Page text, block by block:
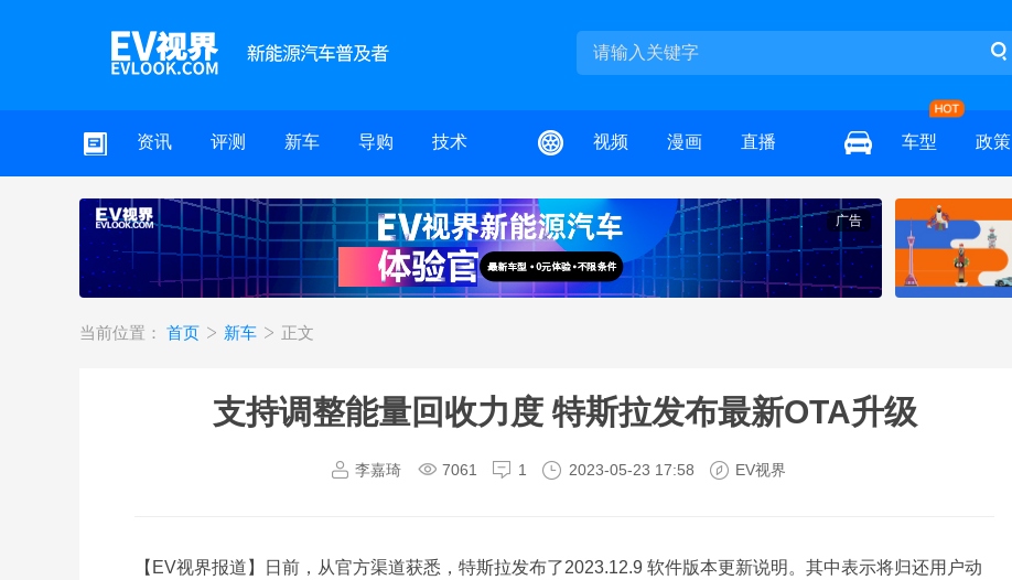
资讯 评测 新车 导购 技术 视频 漫画 直播 车型 政策
广告
当前位置： 首页 新车 正文
支持调整能量回收力度 特斯拉发布最新OTA升级
李嘉琦 7061 1 2023-05-23 17:58 EV视界
【EV视界报道】日前，从官方渠道获悉，特斯拉发布了2023.12.9 软件版本更新说明。其中表示将归还用户动